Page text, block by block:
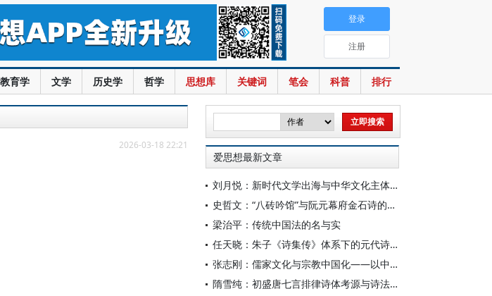
教育学 文学 历史学 哲学 思想库 关键词 笔会 科普 排行
登录
注册
2026-03-18 22:21
爱思想最新文章
刘月悦：新时代文学出海与中华文化主体性建构
史哲文：“八砖吟馆”与阮元幕府金石诗的学人品格、诗学祈向
梁治平：传统中国法的名与实
任天晓：朱子《诗集传》体系下的元代诗学知识变革
张志刚：儒家文化与宗教中国化——以中国宗教通史为线索的学理沉思
隋雪纯：初盛唐七言排律诗体考源与诗法复变